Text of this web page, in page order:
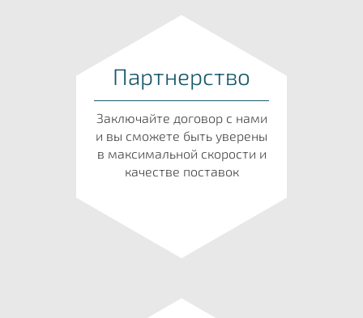
Партнерство
Заключайте договор с нами
и вы сможете быть уверены
в максимальной скорости и
качестве поставок